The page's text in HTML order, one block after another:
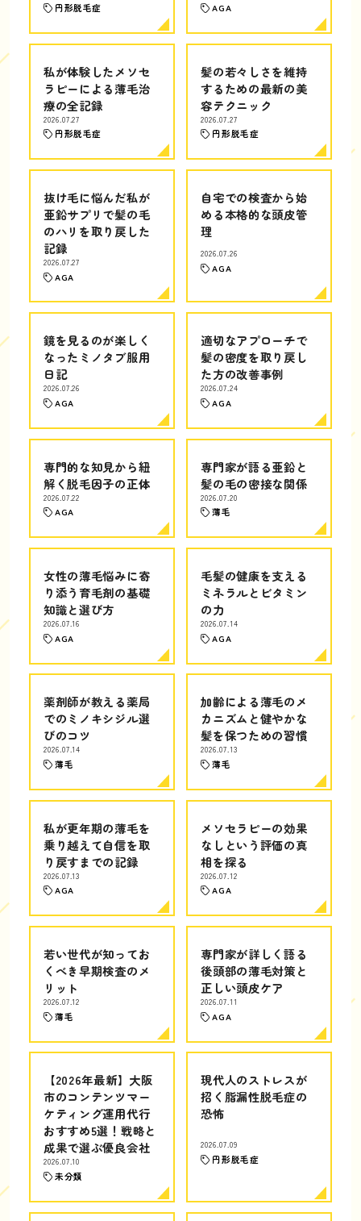
円形脱毛症 AGA
私が体験したメソセ
ラピーによる薄毛治
療の全記録
2026.07.27
円形脱毛症
髪の若々しさを維持
するための最新の美
容テクニック
2026.07.27
円形脱毛症
抜け毛に悩んだ私が
亜鉛サプリで髪の毛
のハリを取り戻した
記録
2026.07.27
AGA
自宅での検査から始
める本格的な頭皮管
理
2026.07.26
AGA
鏡を見るのが楽しく
なったミノタブ服用
日記
2026.07.26
AGA
適切なアプローチで
髪の密度を取り戻し
た方の改善事例
2026.07.24
AGA
専門的な知見から紐
解く脱毛因子の正体
2026.07.22
AGA
専門家が語る亜鉛と
髪の毛の密接な関係
2026.07.20
薄毛
女性の薄毛悩みに寄
り添う育毛剤の基礎
知識と選び方
2026.07.16
AGA
毛髪の健康を支える
ミネラルとビタミン
の力
2026.07.14
AGA
薬剤師が教える薬局
でのミノキシジル選
びのコツ
2026.07.14
薄毛
加齢による薄毛のメ
カニズムと健やかな
髪を保つための習慣
2026.07.13
薄毛
私が更年期の薄毛を
乗り越えて自信を取
り戻すまでの記録
2026.07.13
AGA
メソセラピーの効果
なしという評価の真
相を探る
2026.07.12
AGA
若い世代が知ってお
くべき早期検査のメ
リット
2026.07.12
薄毛
専門家が詳しく語る
後頭部の薄毛対策と
正しい頭皮ケア
2026.07.11
AGA
【2026年最新】大阪
市のコンテンツマー
ケティング運用代行
おすすめ5選！戦略と
成果で選ぶ優良会社
2026.07.10
未分類
現代人のストレスが
招く脂漏性脱毛症の
恐怖
2026.07.09
円形脱毛症